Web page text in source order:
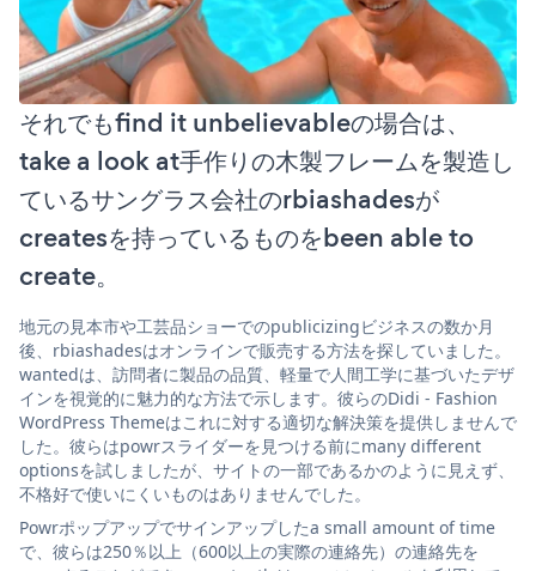
それでもfind it unbelievableの場合は、
take a look at手作りの木製フレームを製造し
ているサングラス会社のrbiashadesが
createsを持っているものをbeen able to
create。
地元の見本市や工芸品ショーでのpublicizingビジネスの数か月
後、rbiashadesはオンラインで販売する方法を探していました。
wantedは、訪問者に製品の品質、軽量で人間工学に基づいたデザ
インを視覚的に魅力的な方法で示します。彼らのDidi - Fashion
WordPress Themeはこれに対する適切な解決策を提供しませんで
した。彼らはpowrスライダーを見つける前にmany different
optionsを試しましたが、サイトの一部であるかのように見えず、
不格好で使いにくいものはありませんでした。
Powrポップアップでサインアップしたa small amount of time
で、彼らは250％以上（600以上の実際の連絡先）の連絡先を